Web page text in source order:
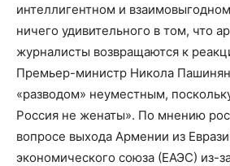
интеллигентном и
ничего удивительного в том, что
журналисты возвращаются к
Премьер-министр Никола Пашинян
«разводом» неуместным,
Россия не женаты». По мнению
вопросе выхода Армении из
экономического союза (ЕАЭС) из-